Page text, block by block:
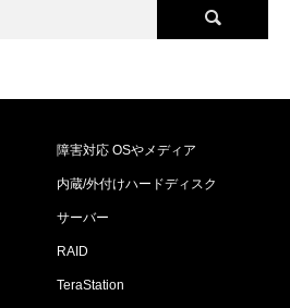
障害対応 OSやメディア
内蔵/外付けハードディスク
サーバー
RAID
TeraStation